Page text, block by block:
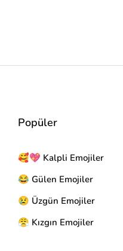
Popüler
🥰💖 Kalpli Emojiler
😂 Gülen Emojiler
😢 Üzgün Emojiler
😤 Kızgın Emojiler